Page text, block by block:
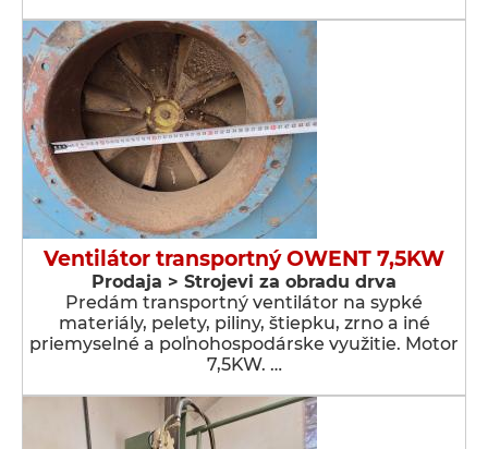
Ventilátor transportný OWENT 7,5KW
Prodaja > Strojevi za obradu drva
Predám transportný ventilátor na sypké
materiály, pelety, piliny, štiepku, zrno a iné
priemyselné a poľnohospodárske využitie. Motor
7,5KW. …